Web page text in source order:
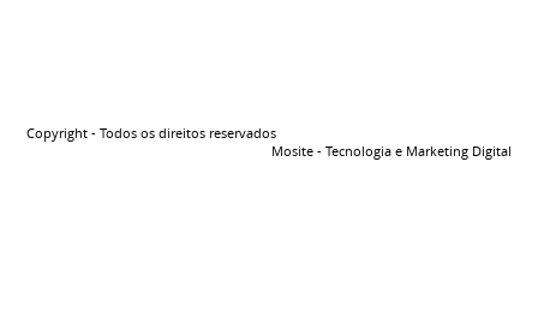
Copyright - Todos os direitos reservados
Mosite - Tecnologia e Marketing Digital